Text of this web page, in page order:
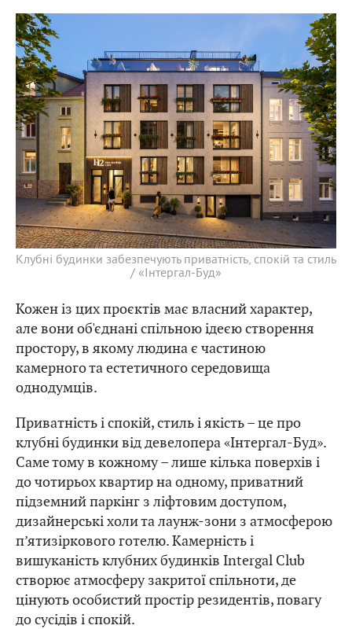
Клубні будинки забезпечують приватність, спокій та стиль
/ «Інтергал-Буд»
Кожен із цих проєктів має власний характер,
але вони об'єднані спільною ідеєю створення
простору, в якому людина є частиною
камерного та естетичного середовища
однодумців.
Приватність і спокій, стиль і якість – це про
клубні будинки від девелопера «Інтергал-Буд».
Саме тому в кожному – лише кілька поверхів і
до чотирьох квартир на одному, приватний
підземний паркінг з ліфтовим доступом,
дизайнерські холи та лаунж-зони з атмосферою
п’ятизіркового готелю. Камерність і
вишуканість клубних будинків Intergal Club
створює атмосферу закритої спільноти, де
цінують особистий простір резидентів, повагу
до сусідів і спокій.